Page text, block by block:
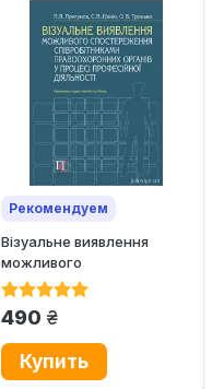
Рекомендуем
Хит продаж
Візуальне виявлення
можливого
спостереження
490 грн.